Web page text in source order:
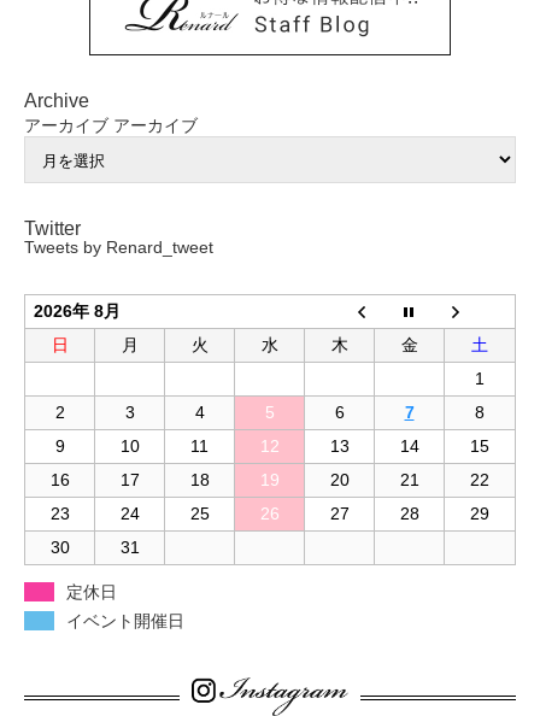
Archive
アーカイブ アーカイブ
Twitter
Tweets by Renard_tweet
2026年 8月
日
月 火 水 木 金
土
1
2
3 4 5 6 7
8
9
10 11 12 13 14
15
16
17 18 19 20 21
22
23
24 25 26 27 28
29
30
31
定休日
イベント開催日